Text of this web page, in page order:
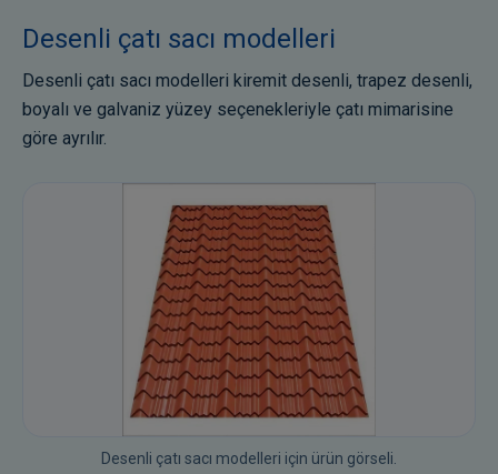
Desenli çatı sacı modelleri
Desenli çatı sacı modelleri kiremit desenli, trapez desenli,
boyalı ve galvaniz yüzey seçenekleriyle çatı mimarisine
göre ayrılır.
Desenli çatı sacı modelleri için ürün görseli.